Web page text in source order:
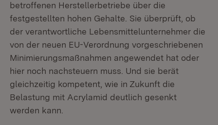
betroffenen Herstellerbetriebe über die
festgestellten hohen Gehalte. Sie überprüft, ob
der verantwortliche Lebensmittelunternehmer die
von der neuen EU-Verordnung vorgeschriebenen
Minimierungsmaßnahmen angewendet hat oder
hier noch nachsteuern muss. Und sie berät
gleichzeitig kompetent, wie in Zukunft die
Belastung mit Acrylamid deutlich gesenkt
werden kann.